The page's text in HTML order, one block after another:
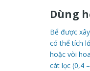
Dùng
Bể được
có thể tích
hoặc vòi
cát lọc (0,4